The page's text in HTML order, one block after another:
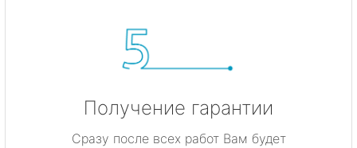
Получение гарантии
Сразу после всех работ Вам будет